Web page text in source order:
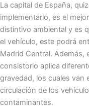
La capital de España,
implementarlo, es el
distintivo ambiental y es
el vehículo, este podrá
Madrid Central. Además,
consistorio aplica
gravedad, los cuales van
circulación de los
contaminantes.